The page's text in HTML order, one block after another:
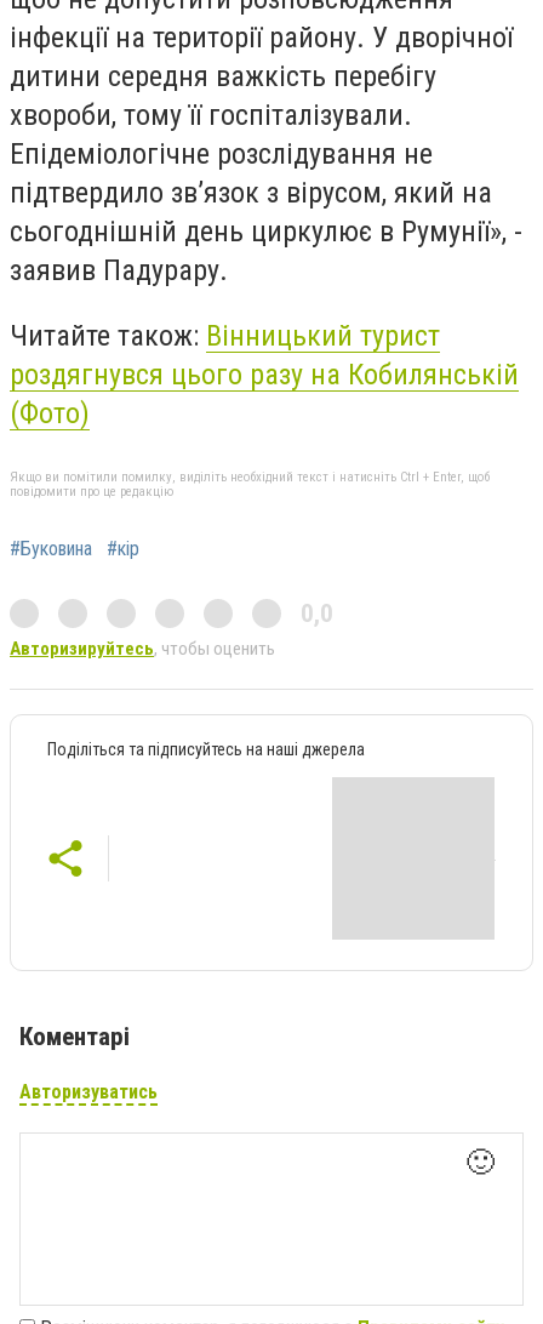
інфекції на території району. У дворічної
дитини середня важкість перебігу
хвороби, тому її госпіталізували.
Епідеміологічне розслідування не
підтвердило зв’язок з вірусом, який на
сьогоднішній день циркулює в Румунії», -
заявив Падурару.
Читайте також: Вінницький турист
роздягнувся цього разу на Кобилянській
(Фото)
Якщо ви помітили помилку, виділіть необхідний текст і натисніть Ctrl + Enter, щоб
повідомити про це редакцію
#Буковина #кір
0,0
Авторизируйтесь, чтобы оценить
Поділіться та підписуйтесь на наші джерела
Коментарі
Авторизуватись
🙂